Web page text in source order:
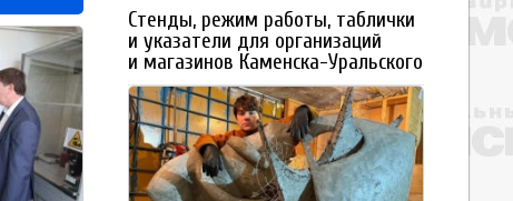
Стенды, режим работы, таблички
и указатели для организаций
и магазинов Каменска-Уральского